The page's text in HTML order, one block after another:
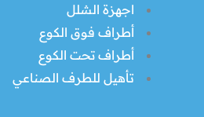
اجهزة الشلل
أطراف فوق الكوع
أطراف تحت الكوع
تأهيل للطرف الصناعي